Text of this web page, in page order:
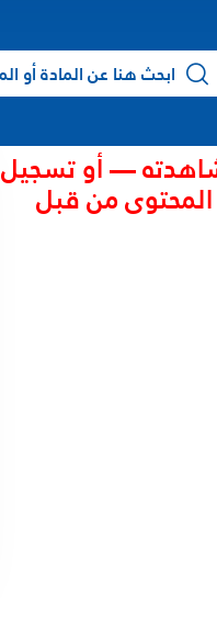
— أو تسجيل
من قبل